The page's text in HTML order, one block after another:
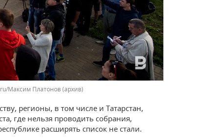
Максим Платонов (архив)
регионы, в том числе и Татарстан,
где нельзя проводить собрания,
расширять список не стали.